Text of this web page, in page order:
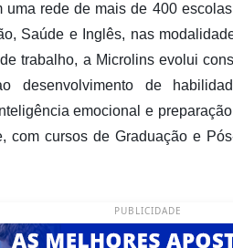
rede de mais de 400
Saúde e Inglês, nas
trabalho, a Microlins evolui
desenvolvimento de
emocional e
com cursos de Graduação e
PUBLICIDADE